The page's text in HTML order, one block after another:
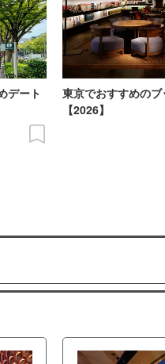
デート
東京でおすすめの
【2026】